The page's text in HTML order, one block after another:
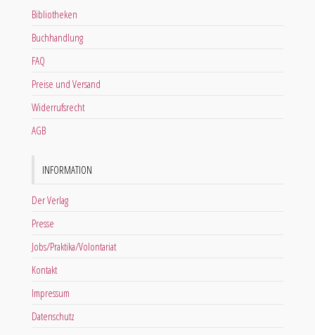
Bibliotheken
Buchhandlung
FAQ
Preise und Versand
Widerrufsrecht
AGB
INFORMATION
Der Verlag
Presse
Jobs/Praktika/Volontariat
Kontakt
Impressum
Datenschutz